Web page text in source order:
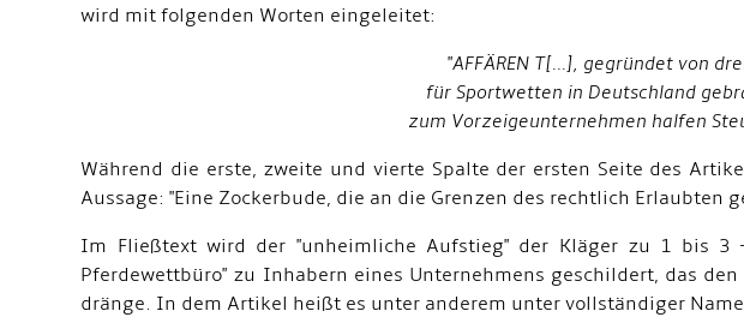
wird mit folgenden Worten eingeleitet:
"AFFÄREN T[...], gegründet von
für Sportwetten in Deutschland
zum Vorzeigeunternehmen halfen
Während die erste, zweite und vierte Spalte der ersten Seite des
Aussage: "Eine Zockerbude, die an die Grenzen des rechtlich Erlaubten
Im Fließtext wird der "unheimliche Aufstieg" der Kläger zu 1 bis
Pferdewettbüro" zu Inhabern eines Unternehmens geschildert, das
dränge. In dem Artikel heißt es unter anderem unter vollständiger